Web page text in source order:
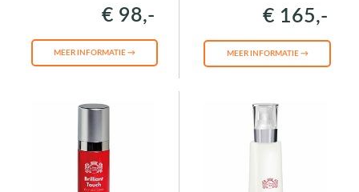
€ 98,-
MEER INFORMATIE →
€ 165,-
MEER INFORMATIE →